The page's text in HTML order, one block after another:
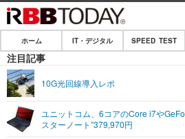
ホーム
IT・デジタル
ネタ
SPEED TEST
エンタメ
ホーム IT・デジタル SPEED TEST
注目記事
10G光回線導入レポ
ユニットコム、6コアのCore i7や
スターノート”379,970円